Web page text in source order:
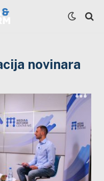
novinara